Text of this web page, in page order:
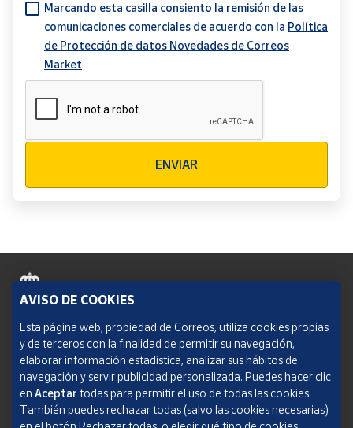
Marcando esta casilla consiento la remisión de las
comunicaciones comerciales de acuerdo con la Política
de Protección de datos Novedades de Correos
Market
ENVIAR
Política de cookies
Aviso legal
Condiciones del servicio
Política de Privacidad Web
AVISO DE COOKIES
Esta página web, propiedad de Correos, utiliza cookies propias
y de terceros con la finalidad de permitir su navegación,
elaborar información estadística, analizar sus hábitos de
navegación y servir publicidad personalizada. Puedes hacer clic
en Aceptar todas para permitir el uso de todas las cookies.
También puedes rechazar todas (salvo las cookies necesarias)